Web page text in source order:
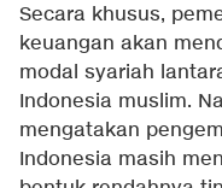
Secara khusus,
keuangan akan
modal syariah
Indonesia muslim.
mengatakan
Indonesia masih